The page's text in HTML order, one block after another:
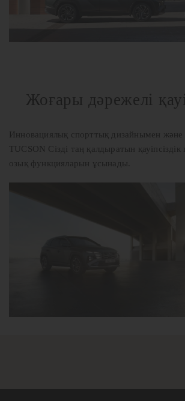
Жоғары дәрежелі
Инновациялық спорттық дизайнымен және
TUCSON Сізді таң қалдыратын
озық функцияларын ұсынады.